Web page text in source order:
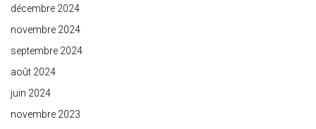
décembre 2024
novembre 2024
septembre 2024
août 2024
juin 2024
novembre 2023